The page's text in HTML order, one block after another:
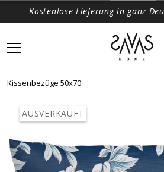
Kostenlose Lieferung in ganz
Kissenbezüge 50x70
AUSVERKAUFT